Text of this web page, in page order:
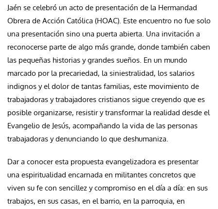
Jaén se celebró un acto de presentación de la Hermandad
Obrera de Acción Católica (HOAC). Este encuentro no fue solo
una presentación sino una puerta abierta. Una invitación a
reconocerse parte de algo más grande, donde también caben
las pequeñas historias y grandes sueños. En un mundo
marcado por la precariedad, la siniestralidad, los salarios
indignos y el dolor de tantas familias, este movimiento de
trabajadoras y trabajadores cristianos sigue creyendo que es
posible organizarse, resistir y transformar la realidad desde el
Evangelio de Jesús, acompañando la vida de las personas
trabajadoras y denunciando lo que deshumaniza.
Dar a conocer esta propuesta evangelizadora es presentar
una espiritualidad encarnada en militantes concretos que
viven su fe con sencillez y compromiso en el día a día: en sus
trabajos, en sus casas, en el barrio, en la parroquia, en